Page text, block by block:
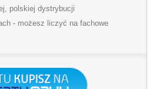
polskiej dystrybucji
- możesz liczyć na fachowe